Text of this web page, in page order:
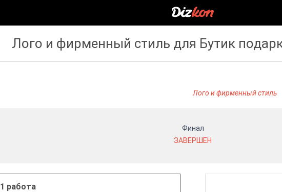
Лого и фирменный стиль для Бутик
Лого и фирменный стиль
Финал
ЗАВЕРШЕН
1 работа